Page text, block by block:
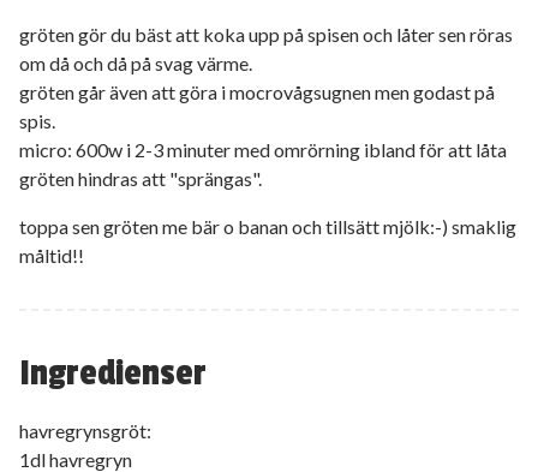
Ingredienser
havregrynsgröt:
1dl havregryn
gröten gör du bäst att koka upp på spisen och låter sen röras
om då och då på svag värme.
gröten går även att göra i mocrovågsugnen men godast på
spis.
micro: 600w i 2-3 minuter med omrörning ibland för att låta
gröten hindras att "sprängas".
toppa sen gröten me bär o banan och tillsätt mjölk:-) smaklig
måltid!!